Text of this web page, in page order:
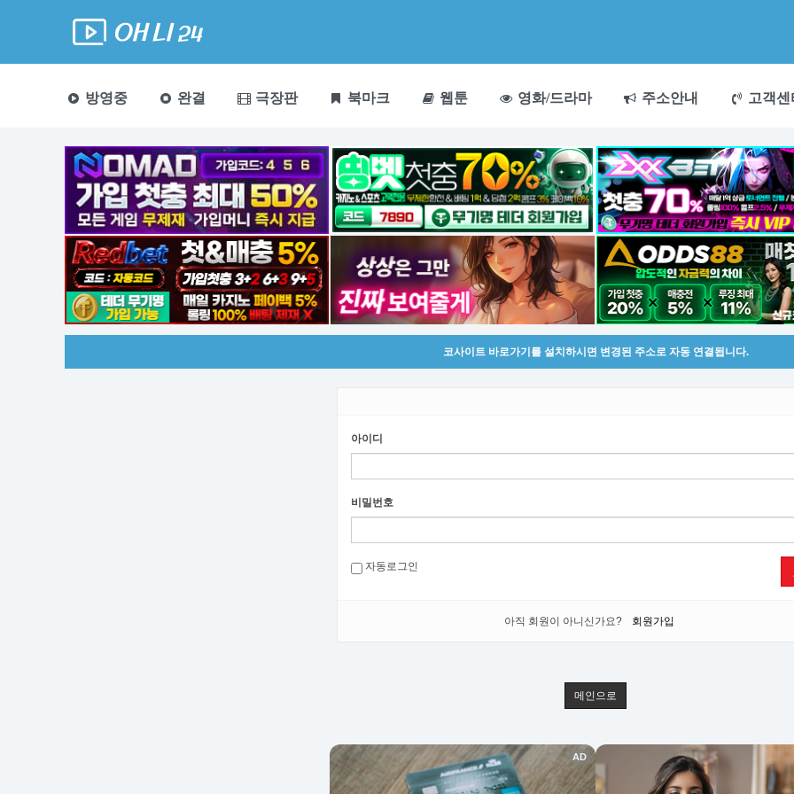
방영중 완결 극장판 북마크 웹툰 영화/드라마 주소안내 고객센
코사이트 바로가기를 설치하시면 변경된 주소로 자동 연결됩니다.
아이디
비밀번호
자동로그인
아직 회원이 아니신가요? 회원가입
메인으로